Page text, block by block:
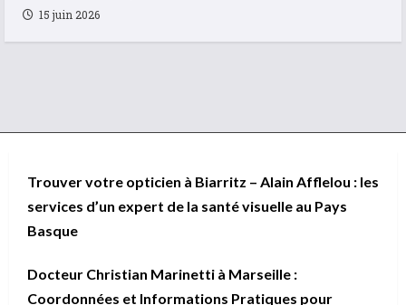
15 juin 2026
Trouver votre opticien à Biarritz – Alain Afflelou : les
services d’un expert de la santé visuelle au Pays
Basque
Docteur Christian Marinetti à Marseille :
Coordonnées et Informations Pratiques pour